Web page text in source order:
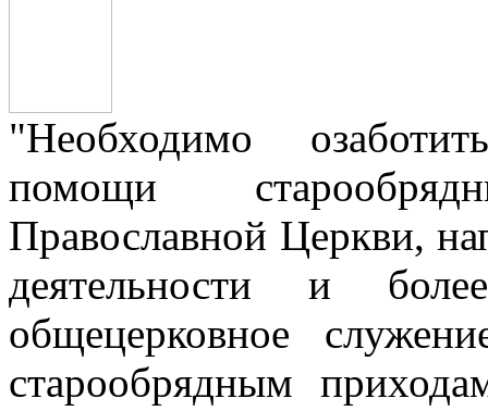
"Необходимо
помощи
Православной Церкви,
деятельности и
общецерковное
старообрядным